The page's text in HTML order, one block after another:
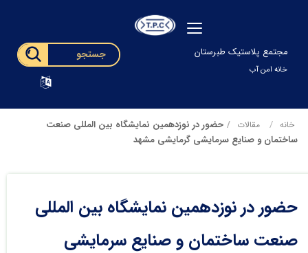
مجتمع پلاستیک طبرستان
خانه امن آب
خانه مقالات
حضور در نوزدهمین نمایشگاه بین المللی صنعت
ساختمان و صنایع سرمایشی گرمایشی مشهد
حضور در نوزدهمین نمایشگاه بین المللی
صنعت ساختمان و صنایع سرمایشی